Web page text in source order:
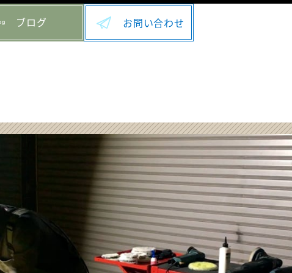
ブログ お問い合わせ